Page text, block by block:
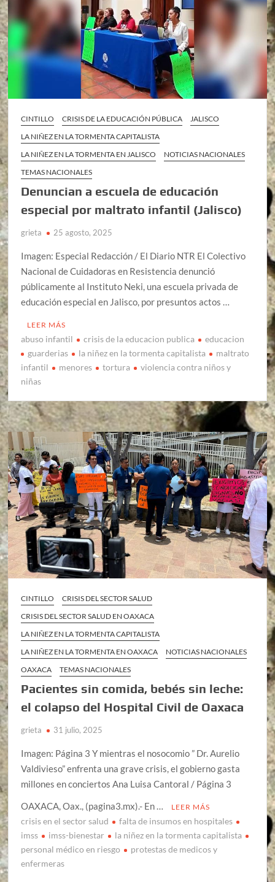
CINTILLO CRISIS DE LA EDUCACIÓN PÚBLICA
JALISCO
LA NIÑEZ EN LA TORMENTA CAPITALISTA
LA NIÑEZ EN LA TORMENTA EN JALISCO
NOTICIAS NACIONALES
TEMAS NACIONALES
Denuncian a escuela de educación
especial por maltrato infantil (Jalisco)
grieta 25 agosto, 2025
Imagen: Especial Redacción / El Diario NTR El Colectivo
Nacional de Cuidadoras en Resistencia denunció
públicamente al Instituto Neki, una escuela privada de
educación especial en Jalisco, por presuntos actos …
LEER MÁS
abuso infantil crisis de la educacion publica
educacion
guarderias
la niñez en la tormenta capitalista
maltrato
infantil
menores tortura
violencia contra niños y
niñas
CINTILLO
CRISIS DEL SECTOR SALUD
CRISIS DEL SECTOR SALUD EN OAXACA
LA NIÑEZ EN LA TORMENTA CAPITALISTA
LA NIÑEZ EN LA TORMENTA EN OAXACA
NOTICIAS NACIONALES
OAXACA
TEMAS NACIONALES
Pacientes sin comida, bebés sin leche:
el colapso del Hospital Civil de Oaxaca
grieta 31 julio, 2025
Imagen: Página 3 Y mientras el nosocomio ” Dr. Aurelio
Valdivieso” enfrenta una grave crisis, el gobierno gasta
millones en conciertos Ana Luisa Cantoral / Página 3
OAXACA, Oax., (pagina3.mx).- En …
LEER MÁS
crisis en el sector salud
falta de insumos en hospitales
imss
imss-bienestar
la niñez en la tormenta capitalista
personal médico en riesgo
protestas de medicos y
enfermeras